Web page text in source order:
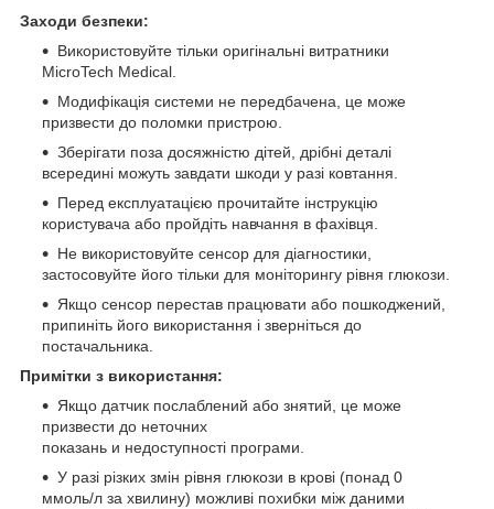
Заходи безпеки:
Використовуйте тільки оригінальні витратники
MicroTech Medical.
Модифікація системи не передбачена, це може
призвести до поломки пристрою.
Зберігати поза досяжністю дітей, дрібні деталі
всередині можуть завдати шкоди у разі ковтання.
Перед експлуатацією прочитайте інструкцію
користувача або пройдіть навчання в фахівця.
Не використовуйте сенсор для діагностики,
застосовуйте його тільки для моніторингу рівня глюкози.
Якщо сенсор перестав працювати або пошкоджений,
припиніть його використання і зверніться до
постачальника.
Примітки з використання:
Якщо датчик послаблений або знятий, це може
призвести до неточних
показань и недоступності програми.
У разі різких змін рівня глюкози в крові (понад 0
ммоль/л за хвилину) можливі похибки між даними